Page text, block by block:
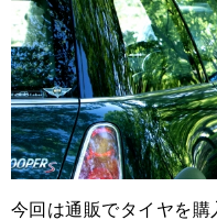
今回は通販でタイヤを